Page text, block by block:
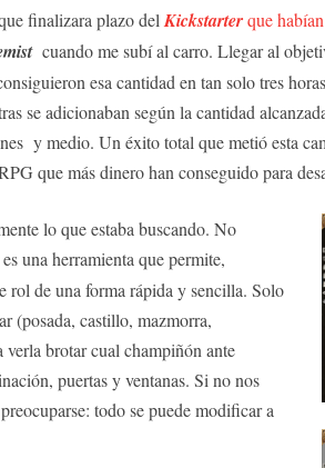
finalizara plazo del Kickstarterque
cuando me subí al carro. Llegar al
esa cantidad en tan solo tres
se adicionaban según la cantidad
y medio. Un éxito total que metió esta
que más dinero han conseguido para
lo que estaba buscando. No
es una herramienta que permite,
rol de una forma rápida y sencilla. Solo
(posada, castillo, mazmorra,
brotar cual champiñón ante
puertas y ventanas. Si no nos
todo se puede modificar a